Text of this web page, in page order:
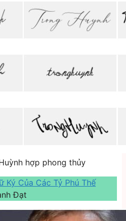
hợp phong thủy
Ký Của Các Tỷ Phú Thế
Đạt